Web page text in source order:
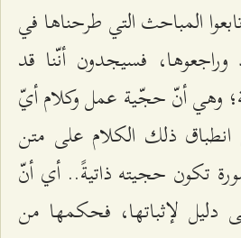
المباحث التي طرحناها في
فسيجدون أنّنا قد
وهي أنّ حجّية عمل وكلام أيّ
ذلك الكلام على متن
تكون حجيته ذاتيةً.. أي أنّ
دليل لإثباتها، فحكمها من